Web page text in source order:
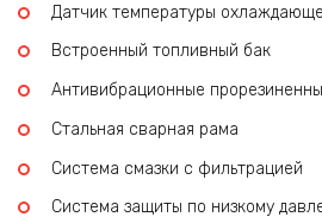
Датчик температуры
Встроенный топливный бак
Антивибрационные
Стальная сварная рама
Система смазки с фильтрацией
Система защиты по низкому